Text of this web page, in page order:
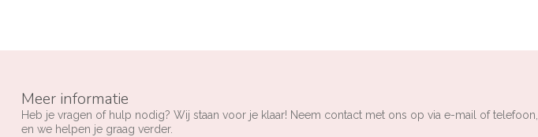
Meer informatie
Heb je vragen of hulp nodig? Wij staan voor je klaar! Neem contact met ons op via e-mail of telefoon,
en we helpen je graag verder.